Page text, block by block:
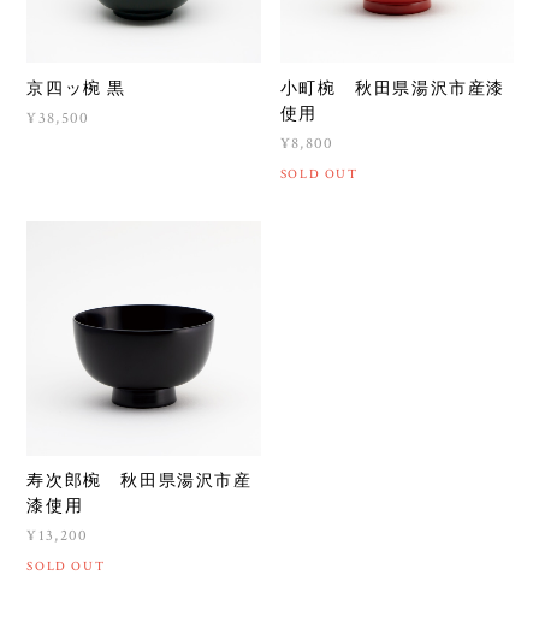
京四ッ椀 黒
¥38,500
小町椀 秋田県湯沢市産漆
使用
¥8,800
SOLD OUT
寿次郎椀 秋田県湯沢市産
漆使用
¥13,200
SOLD OUT